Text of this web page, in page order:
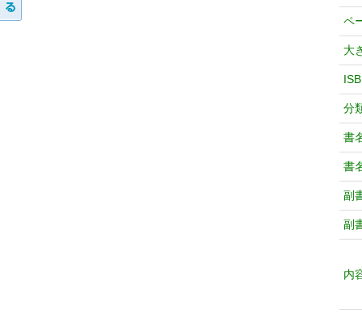
ペ
大
分
書
書
副
副
内